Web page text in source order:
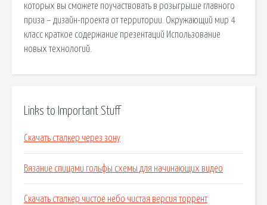
которых вы сможете поучаствовать в розыгрыше главного
приза – дизайн-проекта от территории. Окружающий мир 4
класс краткое содержание презентаций Использование
новых технологий.
Links to Important Stuff
Скачать сталкер через зону
Вязание спицами гольфы схемы для начинающих видео
Скачать сталкер чистое небо чистая версия торрент